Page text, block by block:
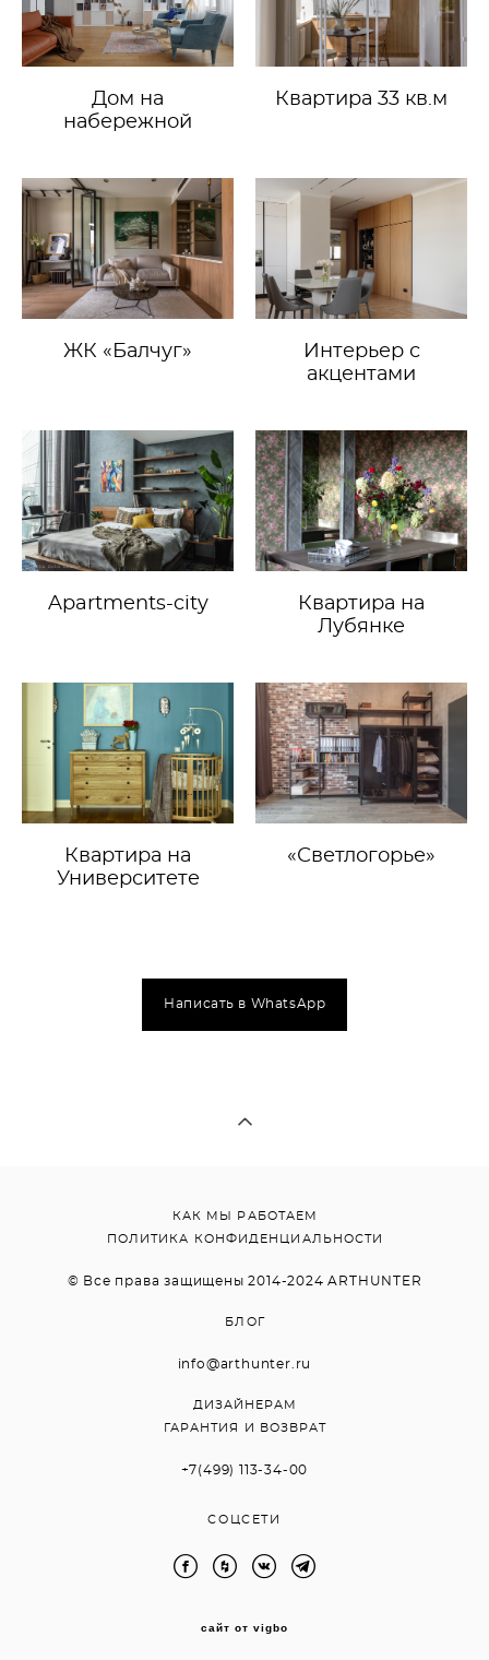
Дом на
набережной
Квартира 33 кв.м
ЖК «Балчуг»
Интерьер с
акцентами
Apartments-city
Квартира на
Лубянке
Квартира на
Университете
«Светлогорье»
Написать в WhatsApp
КАК МЫ РАБОТАЕМ
ПОЛИТИКА КОНФИДЕНЦИАЛЬНОСТИ
© Все права защищены 2014-2024 ARTHUNTER
БЛОГ
info@arthunter.ru
ДИЗАЙНЕРАМ
ГАРАНТИЯ И ВОЗВРАТ
+7(499) 113-34-00
СОЦСЕТИ
сайт от vigbo